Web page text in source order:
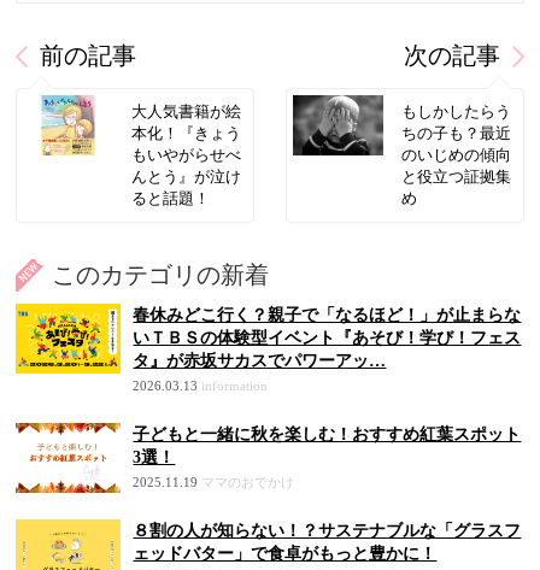
前の記事
大人気書籍が絵
本化！『きょう
もいやがらせべ
んとう』が泣け
ると話題！
次の記事
もしかしたらう
ちの子も？最近
のいじめの傾向
と役立つ証拠集
め
このカテゴリの新着
春休みどこ行く？親子で「なるほど！」が止まらな
いＴＢＳの体験型イベント『あそび！学び！フェス
タ』が赤坂サカスでパワーアッ…
2026.03.13 information
子どもと一緒に秋を楽しむ！おすすめ紅葉スポット
3選！
2025.11.19 ママのおでかけ
８割の人が知らない！？サステナブルな「グラスフ
ェッドバター」で食卓がもっと豊かに！